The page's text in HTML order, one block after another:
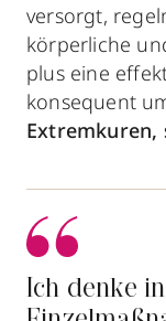
versorgt,
körperliche
plus eine
konsequent
Extremkuren,
Ich denke